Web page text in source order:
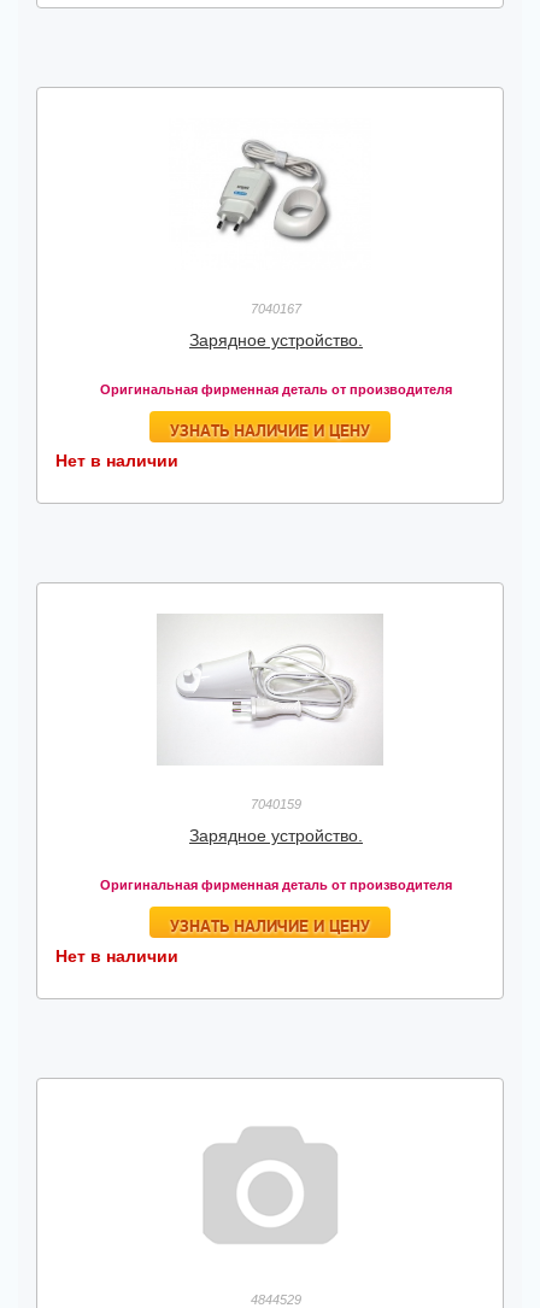
7040167
Зарядное устройство.
Оригинальная фирменная деталь от производителя
УЗНАТЬ НАЛИЧИЕ И ЦЕНУ
Нет в наличии
7040159
Зарядное устройство.
Оригинальная фирменная деталь от производителя
УЗНАТЬ НАЛИЧИЕ И ЦЕНУ
Нет в наличии
4844529